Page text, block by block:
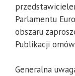
Parlamentu
obszaru
Publikacji
Generalna